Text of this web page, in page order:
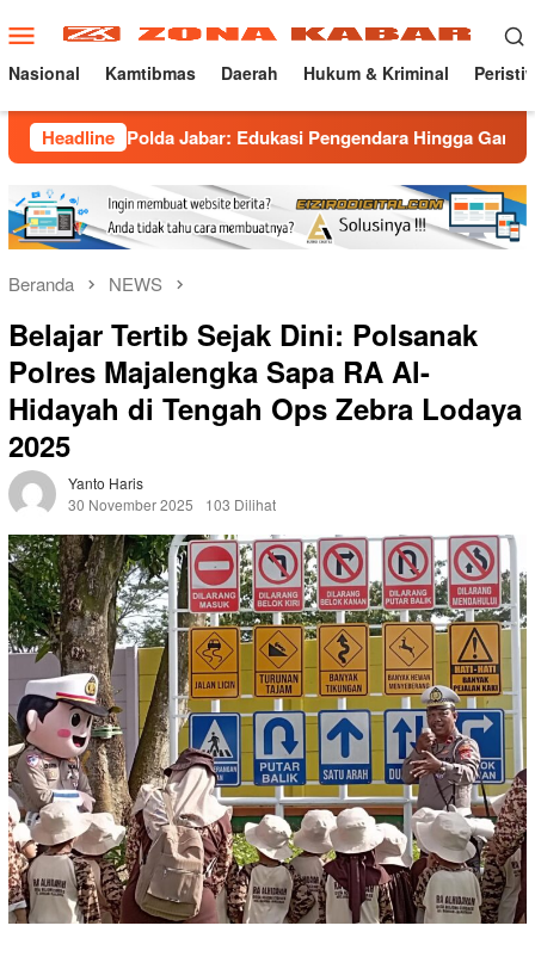
ke
konten
Menu
Mobile
Nasional Kamtibmas Daerah Hukum & Kriminal
Headline
Jabar: Edukasi Pengendara Hingga Ganti Knalpot
Beranda NEWS
Belajar Tertib Sejak Dini: Polsanak
Polres Majalengka Sapa RA Al-
Hidayah di Tengah Ops Zebra Lodaya
2025
Yanto Haris
30 November 2025
103 Dilihat